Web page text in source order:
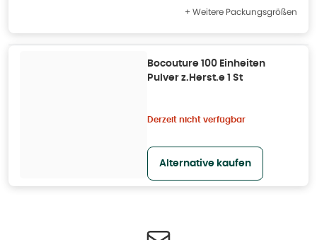
+ Weitere Packungsgrößen
Bocouture 100 Einheiten
Pulver z.Herst.e 1 St
Derzeit nicht verfügbar
Alternative kaufen